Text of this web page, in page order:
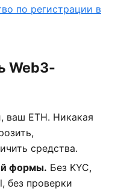
по регистрации в
Web3-
ваш ETH. Никакая
средства.
формы. Без KYC,
без проверки